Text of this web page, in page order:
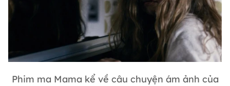
Phim ma Mama kể về câu chuyện ám ảnh của